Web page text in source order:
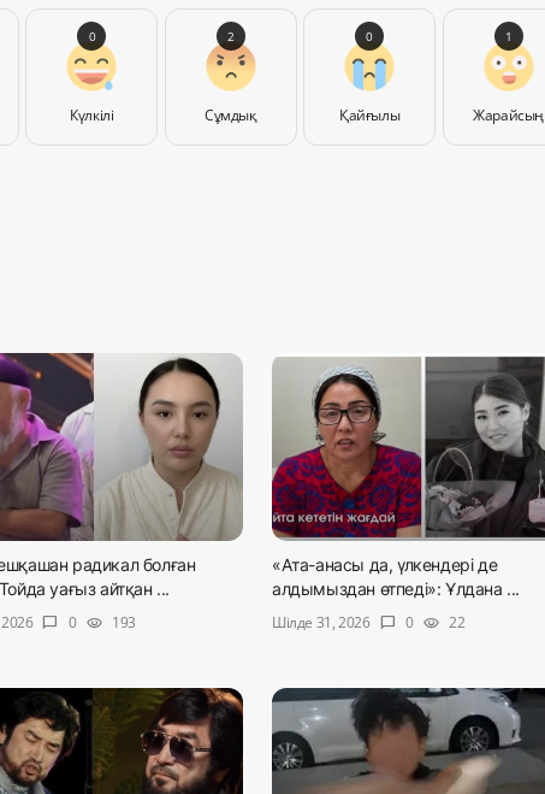
Күлкілі
0
Сұмдық
2
Қайғылы
0
Жарайсың
1
радикал болған
уағыз айтқан ...
chat_bubble 0 visibility 193
«Ата-анасы да, үлкендері де
алдымыздан өтпеді»: Ұлдана ...
Шілде 31, 2026
chat_bubble 0 visibility 22